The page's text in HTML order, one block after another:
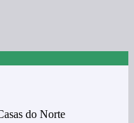
do Norte